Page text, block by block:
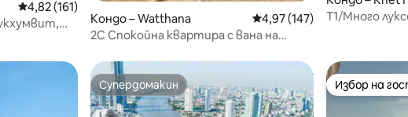
Средна оценка: 4,82 от 5, 161 отзива
4,82 (161)
Кондо – Watthana Средна оценка: 4,97 от 5,
4,97 (147)
2C Спокойна квартира с вана на
T1/Много
Супердомакин
Супердомакин Избор на
Избор на